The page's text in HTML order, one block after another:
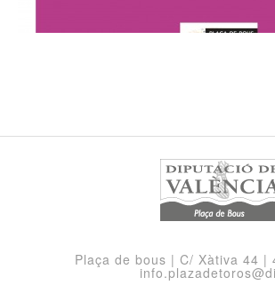
Plaça de bous | C/ Xàtiva 44 |